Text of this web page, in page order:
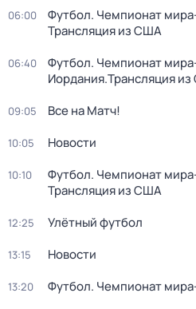
06:00
Футбол. Чемпионат
Трансляция из США
06:40
Футбол. Чемпионат
Иордания.Трансляция
09:05 Все на Матч!
10:05 Новости
10:10
Футбол. Чемпионат
Трансляция из США
12:25 Улётный футбол
13:15 Новости
13:20 Футбол. Чемпионат